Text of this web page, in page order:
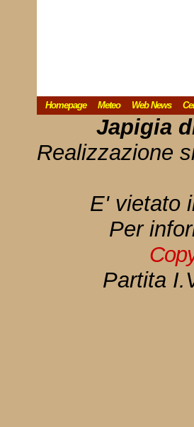
Homepage Meteo Web News
Japigia
Realizzazione
E' vietato
Per
Partita